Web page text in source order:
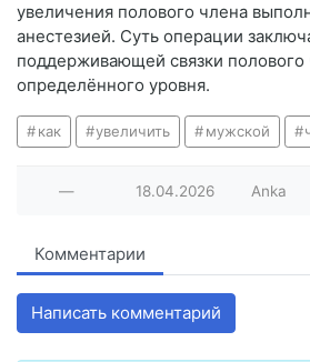
увеличения полового члена
анестезией. Суть операции
поддерживающей связки полового
определённого уровня.
как увеличить мужской
— 18.04.2026 Anka
Комментарии
Написать комментарий